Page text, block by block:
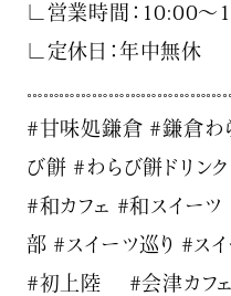
∟営業時間：10:00〜
∟定休日：年中無休
#甘味処鎌倉 #鎌倉わ
び餅 #わらび餅ドリン
#和カフェ #和スイー
部 #スイーツ巡り #ス
#初上陸 #会津カフ